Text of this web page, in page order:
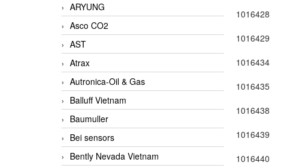
ARYUNG
Asco CO2
AST
Atrax
Autronica-Oil & Gas
Balluff Vietnam
Baumuller
Bei sensors
Bently Nevada Vietnam
1016428
1016429
1016434
1016435
1016438
1016439
1016440